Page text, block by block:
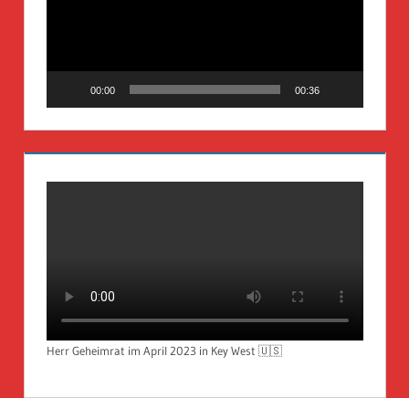
00:00 00:36
Herr Geheimrat im April 2023 in Key West 🇺🇸